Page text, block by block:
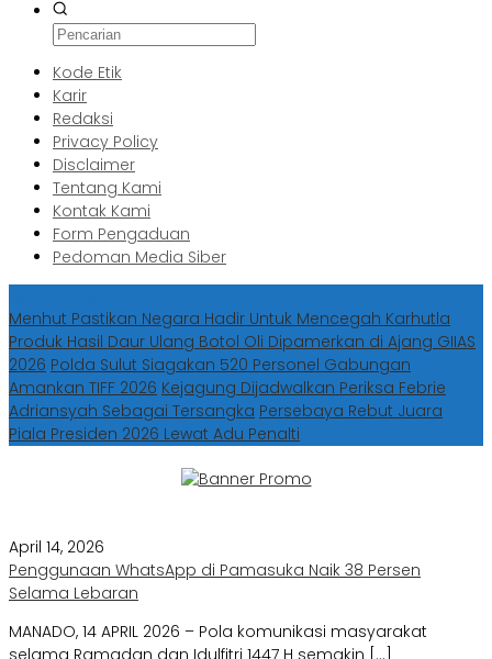
Kode Etik
Karir
Redaksi
Privacy Policy
Disclaimer
Tentang Kami
Kontak Kami
Form Pengaduan
Pedoman Media Siber
Menhut Pastikan Negara Hadir Untuk Mencegah Karhutla
Produk Hasil Daur Ulang Botol Oli Dipamerkan di Ajang GIIAS
2026 Polda Sulut Siagakan 520 Personel Gabungan
Amankan TIFF 2026 Kejagung Dijadwalkan Periksa Febrie
Adriansyah Sebagai Tersangka Persebaya Rebut Juara
Piala Presiden 2026 Lewat Adu Penalti
April 14, 2026
Penggunaan WhatsApp di Pamasuka Naik 38 Persen
Selama Lebaran
MANADO, 14 APRIL 2026 – Pola komunikasi masyarakat
selama Ramadan dan Idulfitri 1447 H semakin […]